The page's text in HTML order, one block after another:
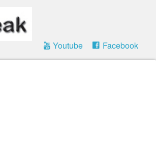
Youtube Facebook